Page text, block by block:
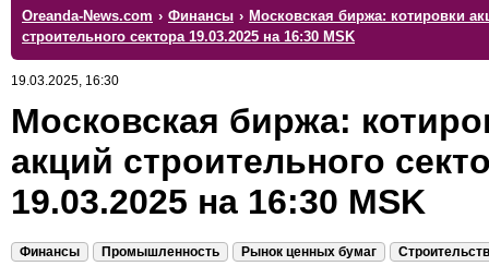
Oreanda-News.com › Финансы › Московская биржа: котировки
строительного сектора 19.03.2025 на 16:30 MSK
19.03.2025, 16:30
Московская биржа:
акций строительного
19.03.2025 на 16:30 MSK
Финансы Промышленность Рынок ценных бумаг